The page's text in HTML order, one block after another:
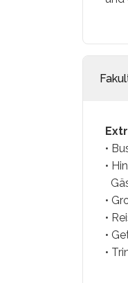
•
•
•
•
•
•